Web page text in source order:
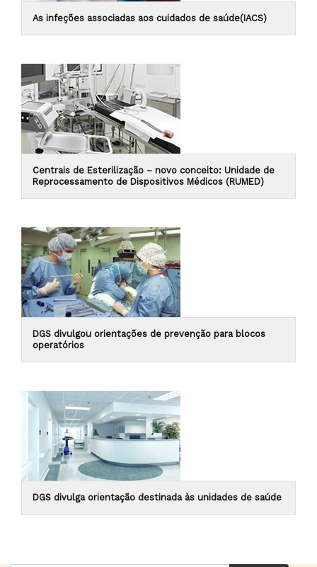
As infeções associadas aos cuidados de saúde(IACS)
Centrais de Esterilização – novo conceito: Unidade de
Reprocessamento de Dispositivos Médicos (RUMED)
DGS divulgou orientações de prevenção para blocos
operatórios
DGS divulga orientação destinada às unidades de saúde